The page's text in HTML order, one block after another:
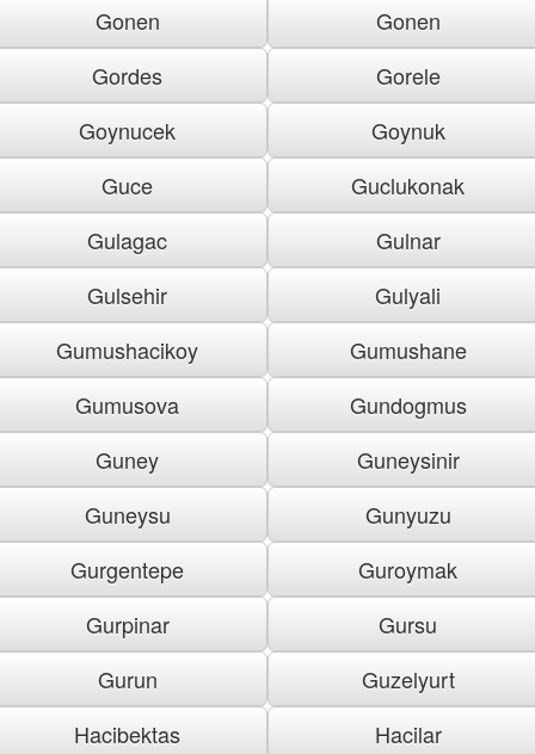
Gonen
Gonen
Gordes
Gorele
Goynucek
Goynuk
Guce
Guclukonak
Gulagac
Gulnar
Gulsehir
Gulyali
Gumushacikoy
Gumushane
Gumusova
Gundogmus
Guney
Guneysinir
Guneysu
Gunyuzu
Gurgentepe
Guroymak
Gurpinar
Gursu
Gurun
Guzelyurt
Hacibektas
Hacilar